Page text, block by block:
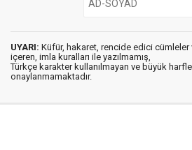
UYARI: Küfür, hakaret, rencide edici cümleler
içeren, imla kuralları ile yazılmamış,
Türkçe karakter kullanılmayan ve büyük
onaylanmamaktadır.